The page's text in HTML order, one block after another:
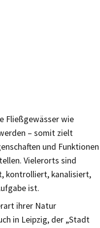
Fließgewässer wie
– somit zielt
und Funktionen
Vielerorts sind
kontrolliert, kanalisiert,
ist.
ihrer Natur
in Leipzig, der „Stadt